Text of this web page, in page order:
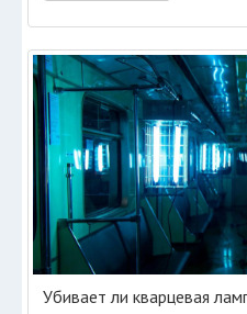
Убивает ли кварцевая